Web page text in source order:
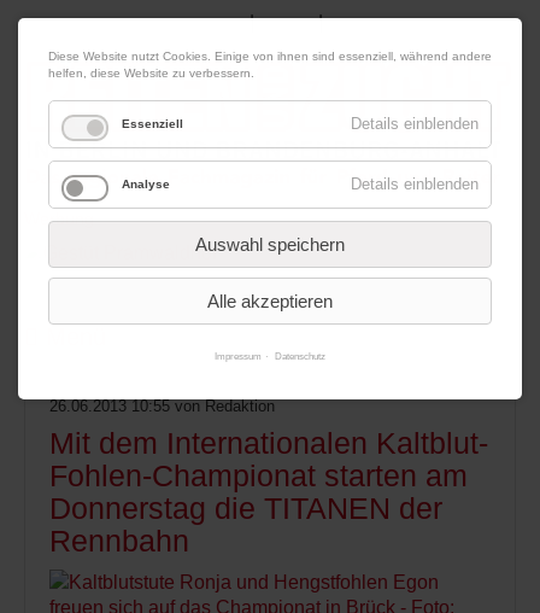
06. August 2026 Impressum|Kontakt|Datenschutz
Werbung
26.06.2013 10:55 von Redaktion
Mit dem Internationalen Kaltblut-
Fohlen-Championat starten am
Donnerstag die TITANEN der
Rennbahn
Diese Website nutzt Cookies. Einige von ihnen sind essenziell, während andere
helfen, diese Website zu verbessern.
Essenziell Details einblenden
Analyse Details einblenden
Auswahl speichern
Alle akzeptieren
Impressum Datenschutz